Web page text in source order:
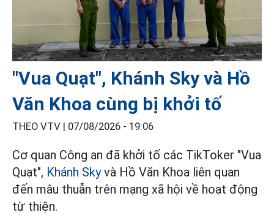
"Vua Quạt", Khánh Sky và Hồ
Văn Khoa cùng bị khởi tố
THEO VTV | 07/08/2026 - 19:06
Cơ quan Công an đã khởi tố các TikToker "Vua
Quạt", Khánh Skyvà Hồ Văn Khoa liên quan
đến mâu thuẫn trên mạng xã hội về hoạt động
từ thiện.